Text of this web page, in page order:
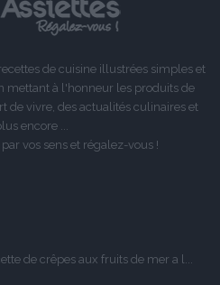
de cuisine illustrées simples et
mettant à l'honneur les produits de
de vivre, des actualités culinaires et
encore ...
vos sens et régalez-vous !
de crêpes aux fruits de mer a l...